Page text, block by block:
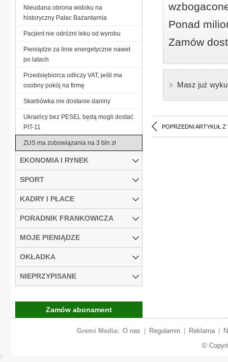
Ponad
Zamów
Masz już
POPRZEDNI ARTYKUŁ Z
Nieudana obrona widoku na
historyczny Pałac Bażantarnia
Pacjent nie odróżni leku od wyrobu
Pieniądze za linie energetyczne nawet
po latach
Przedsiębiorca odliczy VAT, jeśli ma
osobny pokój na firmę
Skarbówka nie dostanie daniny
Ukraińcy bez PESEL będą mogli dostać
PIT-11
ZUS ma zobowiązania na 3 bln zł
EKONOMIA I RYNEK
SPORT
KADRY I PŁACE
PORADNIK FRANKOWICZA
MOJE PIENIĄDZE
OKŁADKA
NIEPRZYPISANE
Zamów abonament
Gremi Media: O nas Regulamin Reklama
©